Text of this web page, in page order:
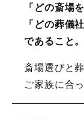
「どの斎場
「どの葬儀
であること。
斎場選びと
ご家族に合